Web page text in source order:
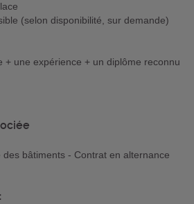
(selon disponibilité, sur demande)
+ une expérience + un diplôme reconnu
bâtiments - Contrat en alternance